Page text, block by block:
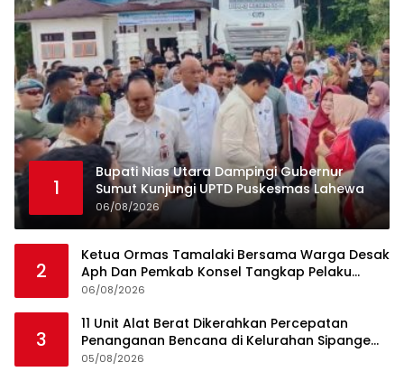
1
Bupati Nias Utara Dampingi Gubernur
Sumut Kunjungi UPTD Puskesmas Lahewa
06/08/2026
2
Ketua Ormas Tamalaki Bersama Warga Desak
Aph Dan Pemkab Konsel Tangkap Pelaku
Angkut Cangkang Sawit Overload, Truk PT KAP
06/08/2026
3
11 Unit Alat Berat Dikerahkan Percepatan
Penanganan Bencana di Kelurahan Sipange
Kecamatan Tukka
05/08/2026